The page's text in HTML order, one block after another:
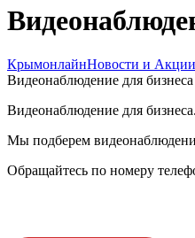
КрымонлайнНовости и Акции
Видеонаблюдение для
Видеонаблюдение для
Мы подберем
Обращайтесь по номеру